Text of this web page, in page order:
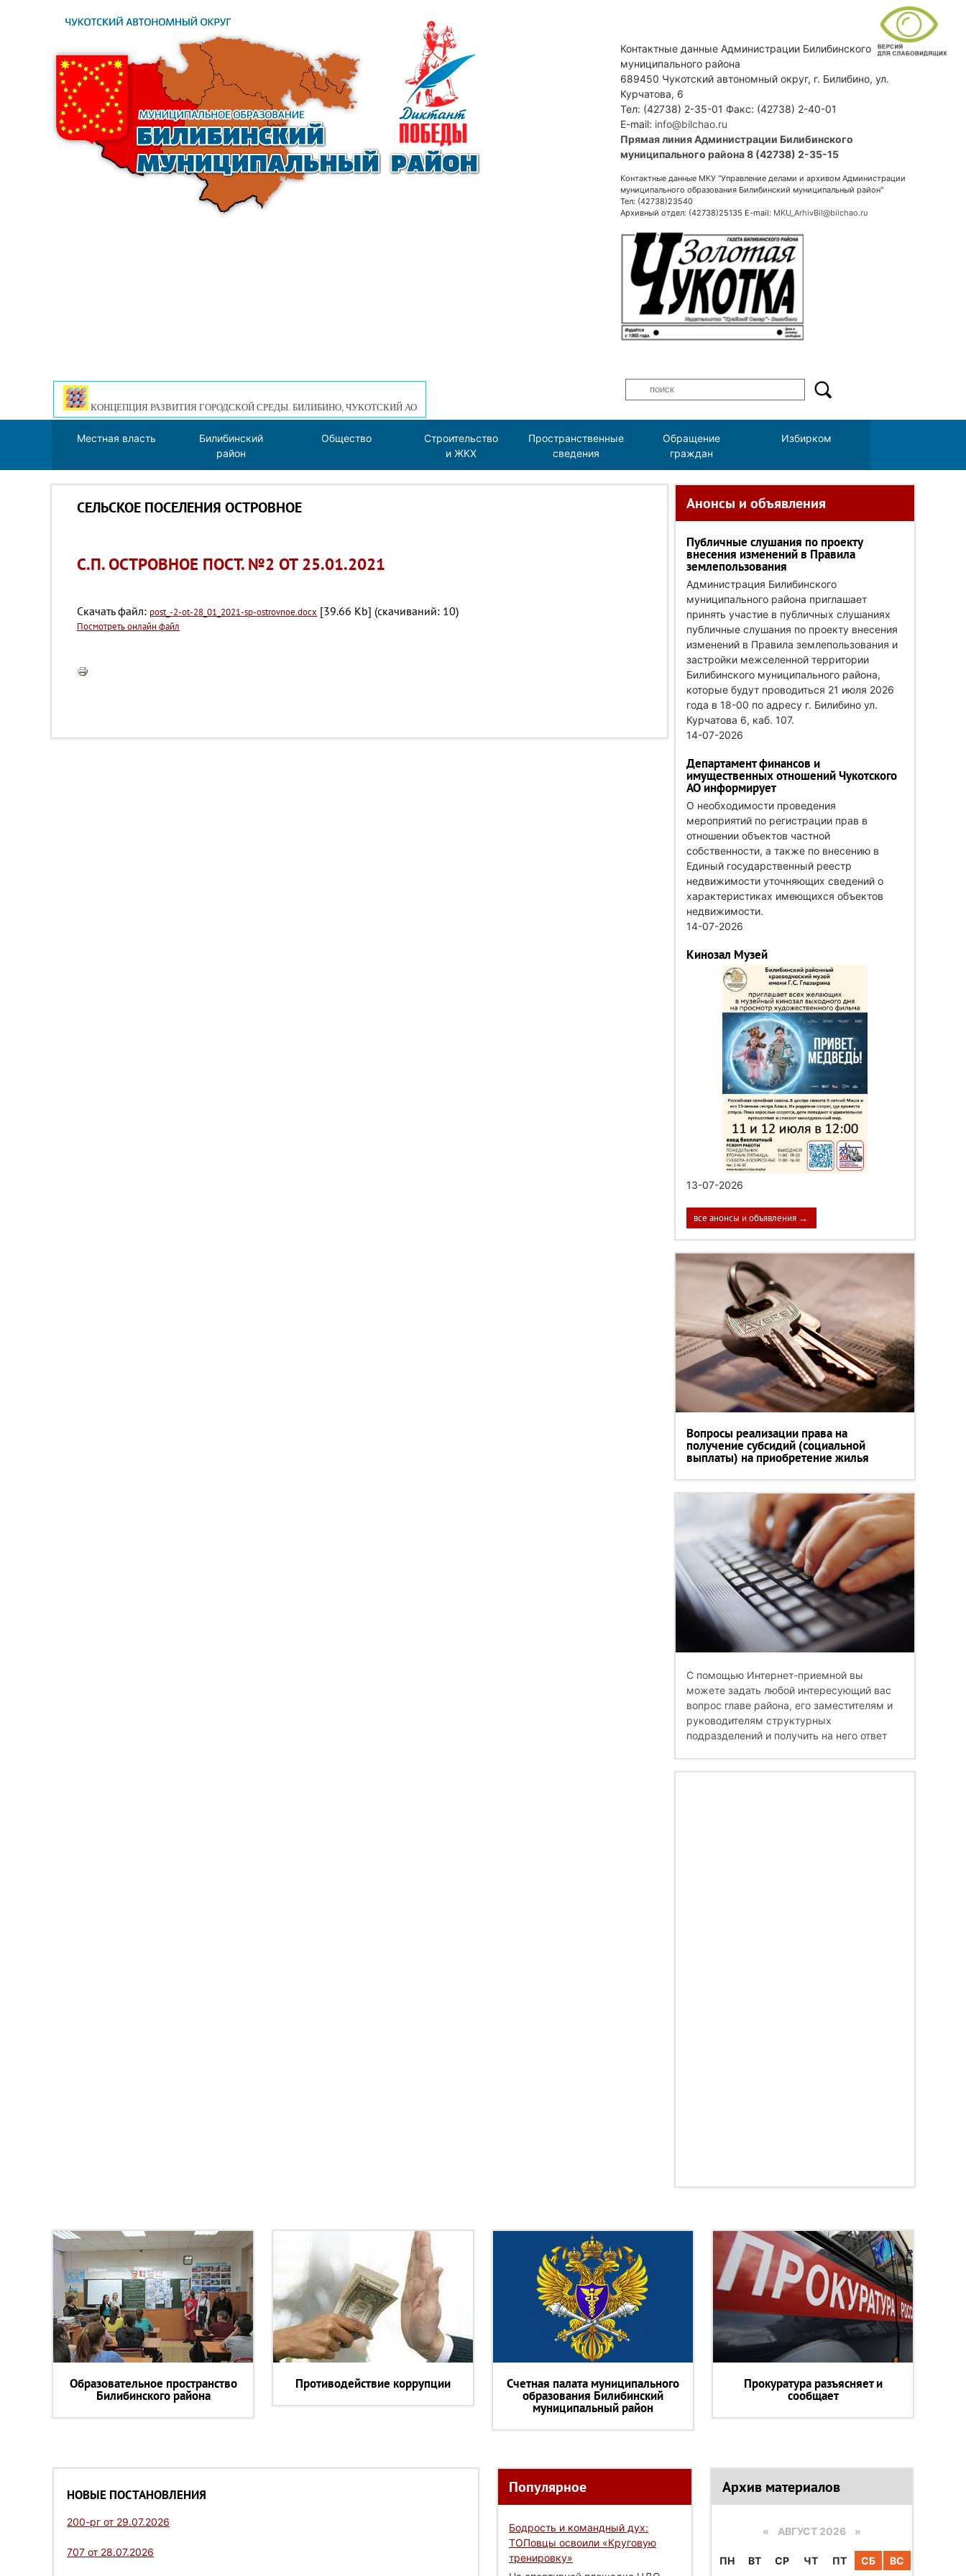
Контактные данные Администрации Билибинского
муниципального района
689450 Чукотский автономный округ, г. Билибино, ул.
Курчатова, 6
Тел: (42738) 2-35-01 Факс: (42738) 2-40-01
E-mail: info@bilchao.ru
Прямая линия Администрации Билибинского
муниципального района 8 (42738) 2-35-15
Контактные данные МКУ "Управление делами и архивом Администрации
муниципального образования Билибинский муниципальный район"
Тел: (42738)23540
Архивный отдел: (42738)25135 E-mail: MKU_ArhivBil@bilchao.ru
КОНЦЕПЦИЯ РАЗВИТИЯ ГОРОДСКОЙ СРЕДЫ. БИЛИБИНО, ЧУКОТСКИЙ АО
Местная власть
Билибинский
район
Общество
Строительство
и ЖКХ
Пространственные
сведения
Обращение
граждан
Избирком
СЕЛЬСКОЕ ПОСЕЛЕНИЯ ОСТРОВНОЕ
С.П. ОСТРОВНОЕ ПОСТ. №2 ОТ 25.01.2021
Скачать файл: post_-2-ot-28_01_2021-sp-ostrovnoe.docx [39.66 Kb] (cкачиваний: 10)
Посмотреть онлайн файл
Анонсы и объявления
Публичные слушания по проекту
внесения изменений в Правила
землепользования
Администрация Билибинского
муниципального района приглашает
принять участие в публичных слушаниях
публичные слушания по проекту внесения
изменений в Правила землепользования и
застройки межселенной территории
Билибинского муниципального района,
которые будут проводиться 21 июля 2026
года в 18-00 по адресу г. Билибино ул.
Курчатова 6, каб. 107.
14-07-2026
Департамент финансов и
имущественных отношений Чукотского
АО информирует
О необходимости проведения
мероприятий по регистрации прав в
отношении объектов частной
собственности, а также по внесению в
Единый государственный реестр
недвижимости уточняющих сведений о
характеристиках имеющихся объектов
недвижимости.
14-07-2026
Кинозал Музей
13-07-2026
все анонсы и объявления →
Вопросы реализации права на
получение субсидий (социальной
выплаты) на приобретение жилья
С помощью Интернет-приемной вы
можете задать любой интересующий вас
вопрос главе района, его заместителям и
руководителям структурных
подразделений и получить на него ответ
Образовательное пространство
Билибинского района
Противодействие коррупции Счетная палата муниципального
образования Билибинский
муниципальный район
Прокуратура разъясняет и
сообщает
НОВЫЕ ПОСТАНОВЛЕНИЯ
200-рг от 29.07.2026
707 от 28.07.2026
Популярное
Бодрость и командный дух:
ТОПовцы освоили «Круговую
тренировку»
Архив материалов
« АВГУСТ 2026 »
ПН ВТ СР ЧТ ПТ СБ ВС